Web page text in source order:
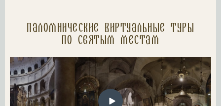
Паломнические Виртуальные туры
по святым местам